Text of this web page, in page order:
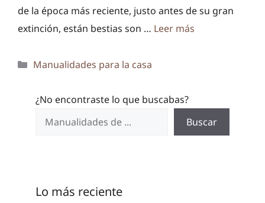
de la época más reciente, justo antes de su gran
extinción, están bestias son … Leer más
Categorías
Manualidades para la casa
¿No encontraste lo que buscabas?
Buscar
Lo más reciente